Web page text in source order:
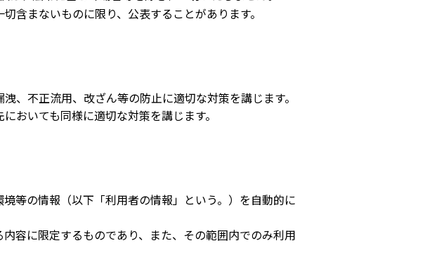
含まないものに限り、公表することがあります。
、不正流用、改ざん等の防止に適切な対策を講じます。
おいても同様に適切な対策を講じます。
等の情報（以下「利用者の情報」という。）を自動的に
容に限定するものであり、また、その範囲内でのみ利用